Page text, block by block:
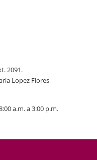
2091.
Lopez Flores
a.m. a 3:00 p.m.